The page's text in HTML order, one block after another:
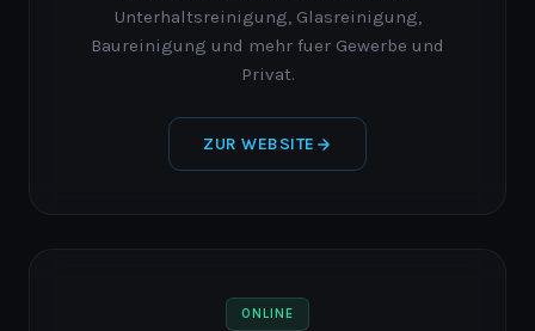
Unterhaltsreinigung, Glasreinigung,
Baureinigung und mehr fuer Gewerbe und
Privat.
ZUR WEBSITE
ONLINE